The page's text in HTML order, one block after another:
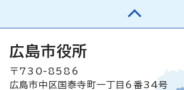
広島市役所
〒730-8586
広島市中区国泰寺町一丁目6番34号